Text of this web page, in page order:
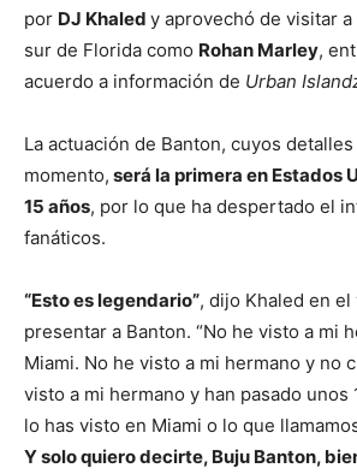
por DJ Khaled y aprovechó de visitar
sur de Florida como Rohan Marley,
acuerdo a información de Urban
La actuación de Banton, cuyos
momento, será la primera en Estados
15 años, por lo que ha despertado el
fanáticos.
“Esto es legendario”, dijo Khaled en
presentar a Banton. “No he visto a mi
Miami. No he visto a mi hermano y no
visto a mi hermano y han pasado unos
lo has visto en Miami o lo que
Y solo quiero decirte, Buju Banton,